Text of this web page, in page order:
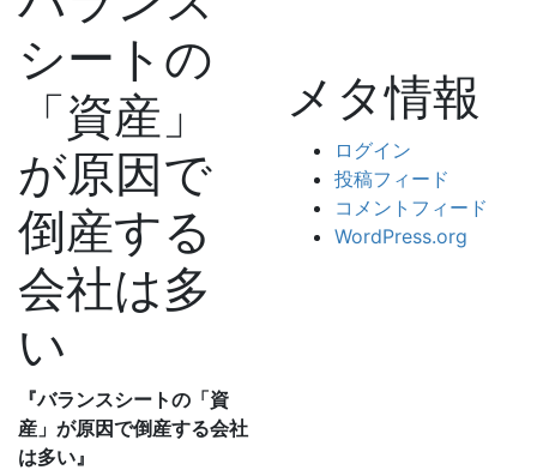
シートの
「資産」
が原因で
倒産する
会社は多
い
『バランスシートの「資
産」が原因で倒産する会社
は多い』
メタ情報
ログイン
投稿フィード
コメントフィード
WordPress.org